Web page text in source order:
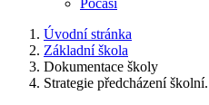
Počasí
Úvodní stránka
Základní škola
Dokumentace školy
Strategie předcházení